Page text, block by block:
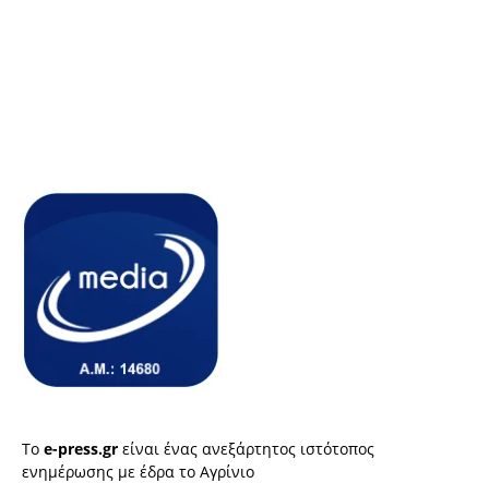
Το e-press.gr είναι ένας ανεξάρτητος ιστότοπος
ενημέρωσης με έδρα το Αγρίνιο